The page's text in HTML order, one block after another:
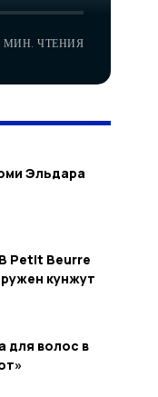
МИН. ЧТЕНИЯ
Эльдара
Petit Beurre
кунжут
для волос в